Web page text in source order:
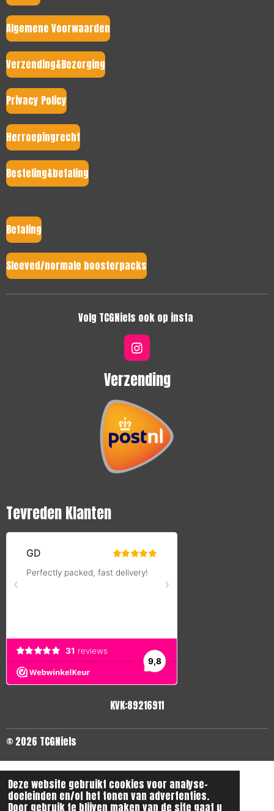
Deze website gebruikt cookies voor analyse-
doeleinden en/of het tonen van advertenties.
Door gebruik te blijven maken van de site gaat u
Algemene Voorwaarden
Verzending&Bezorging
Privacy Policy
Herroepingrecht
Besteling&betaling
Betaling
Sleeved/normale boosterpacks
Volg TCGNiels ook op insta
I
n
s
t
g
a
m
Verzending
Tevreden Klanten
KVK:89216911
© 2026 TCGNiels